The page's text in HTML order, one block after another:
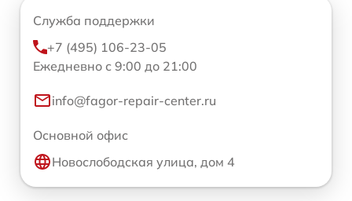
Служба поддержки
+7 (495) 106-23-05
Ежедневно с 9:00 до 21:00
info@fagor-repair-center.ru
Основной офис
Новослободская улица, дом 4